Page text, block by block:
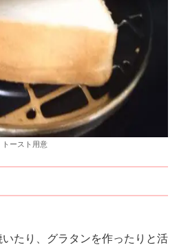
トースト用意
たり、グラタンを作ったりと活